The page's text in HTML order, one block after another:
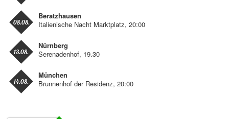
Beratzhausen
Italienische Nacht Marktplatz, 20:00
08.08.
Nürnberg
Serenadenhof, 19.30
13.08.
München
Brunnenhof der Residenz, 20:00
14.08.